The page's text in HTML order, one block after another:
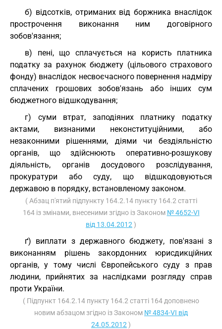
б) відсотків, отриманих від боржника внаслідок
прострочення виконання ним договірного
зобов'язання;
в) пені, що сплачується на користь платника
податку за рахунок бюджету (цільового страхового
фонду) внаслідок несвоєчасного повернення надміру
сплачених грошових зобов'язань або інших сум
бюджетного відшкодування;
г) суми втрат, заподіяних платнику податку
актами, визнаними неконституційними, або
незаконними рішеннями, діями чи бездіяльністю
органів, що здійснюють оперативно-розшукову
діяльність, органів досудового розслідування,
прокуратури або суду, що відшкодовуються
державою в порядку, встановленому законом.
( Абзац п'ятий підпункту 164.2.14 пункту 164.2 статті
164 із змінами, внесеними згідно із Законом № 4652-VI
від 13.04.2012 )
ґ) виплати з державного бюджету, пов'язані з
виконанням рішень закордонних юрисдикційних
органів, у тому числі Європейського суду з прав
людини, прийнятих за наслідками розгляду справ
проти України.
( Підпункт 164.2.14 пункту 164.2 статті 164 доповнено
новим абзацом згідно із Законом № 4834-VI від
24.05.2012 )